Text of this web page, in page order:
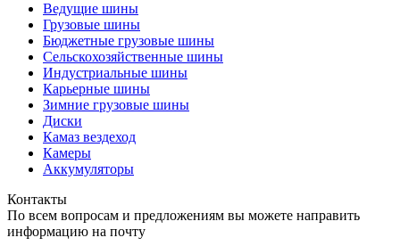
Ведущие шины
Грузовые шины
Бюджетные грузовые шины
Сельскохозяйственные шины
Индустриальные шины
Карьерные шины
Зимние грузовые шины
Диски
Камаз вездеход
Камеры
Аккумуляторы
Контакты
По всем вопросам и предложениям вы можете направить
информацию на почту